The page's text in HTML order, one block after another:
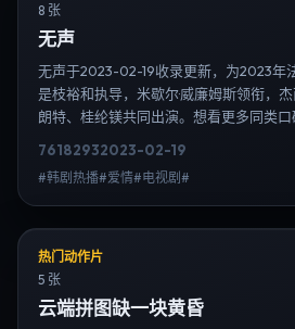
8 张
无声
无声于2023-02-19收录更新，为2023年
是枝裕和执导，米歇尔·威廉姆斯领衔，杰
朗特、桂纶镁共同出演。想看更多同类
清连载信息，延伸检索日韩电视剧、韩剧
词。
76182932023-02-19
#韩剧热播#爱情#电视剧#
热门动作片
5 张
云端拼图缺一块黄昏